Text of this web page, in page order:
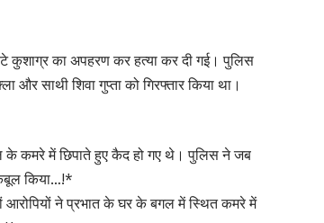
कुशाग्र का अपहरण कर हत्या कर दी गई। पुलिस
साथी शिवा गुप्ता को गिरफ्तार किया था।
के कमरे में छिपाते हुए कैद हो गए थे। पुलिस ने जब
किया…!*
ने प्रभात के घर के बगल में स्थित कमरे में